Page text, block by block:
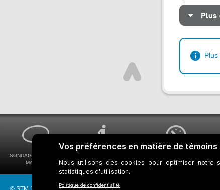
Plus
SONDAGES MA VOIX
MA STM
UNIVERSELLE
VOS HORAIRES DE BUS